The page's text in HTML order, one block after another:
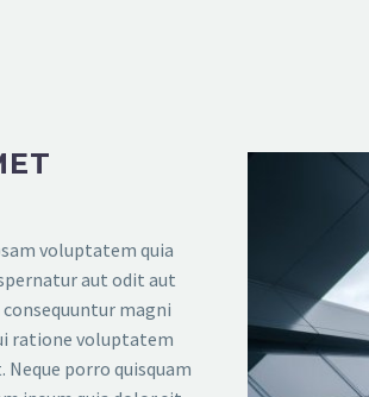
voluptatem quia
aut odit aut
magni
ratione voluptatem
Neque porro quisquam